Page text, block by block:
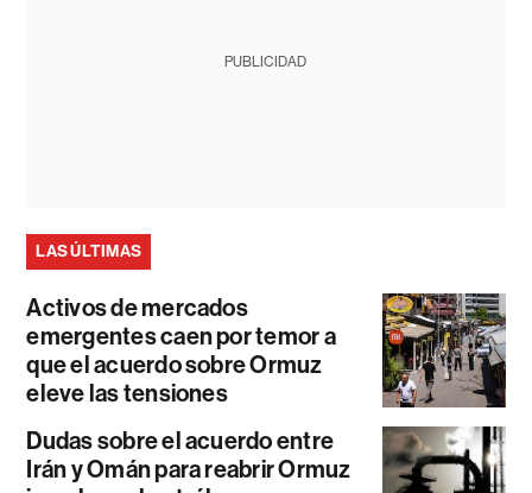
PUBLICIDAD
LAS ÚLTIMAS
Activos de mercados
emergentes caen por temor a
que el acuerdo sobre Ormuz
eleve las tensiones
Dudas sobre el acuerdo entre
Irán y Omán para reabrir Ormuz